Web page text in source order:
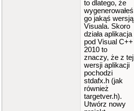
to dlatego, że
wygenerowałeś
go jakąś wersją
Visuala. Skoro
działa aplikacja
pod Visual C++
2010 to
znaczy, że z tej
wersji aplikacji
pochodzi
stdafx.h (jak
również
targetver.h).
Utwórz nowy